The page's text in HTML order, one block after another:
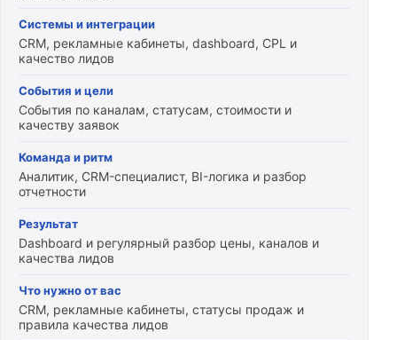
Системы и интеграции
CRM, рекламные кабинеты, dashboard, CPL и
качество лидов
События и цели
События по каналам, статусам, стоимости и
качеству заявок
Команда и ритм
Аналитик, CRM-специалист, BI-логика и разбор
отчетности
Результат
Dashboard и регулярный разбор цены, каналов и
качества лидов
Что нужно от вас
CRM, рекламные кабинеты, статусы продаж и
правила качества лидов